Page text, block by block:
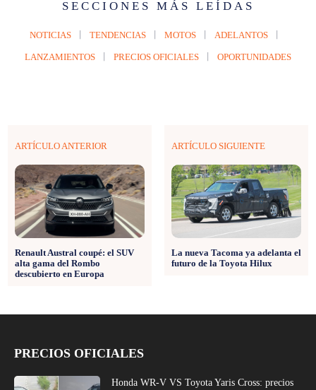
SECCIONES MÁS LEÍDAS
NOTICIAS TENDENCIAS MOTOS ADELANTOS
LANZAMIENTOS PRECIOS OFICIALES OPORTUNIDADES
ARTÍCULO ANTERIOR
Renault Austral coupé: el SUV
alta gama del Rombo
descubierto en Europa
ARTÍCULO SIGUIENTE
La nueva Tacoma ya adelanta el
futuro de la Toyota Hilux
PRECIOS OFICIALES
Honda WR-V VS Toyota Yaris Cross: precios